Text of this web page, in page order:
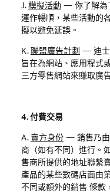
J.模擬活動 — 你了解為
運作暢順，某些活動的
擬以避免延誤。
K.聯盟廣告計劃 — 迪
旨在為網站、應用程式
三方零售網站來賺取廣
4. 付費交易
A. 賣方身份 — 銷售乃
商（如有不同）進行。
售商所提供的地址聯繫
產品的某些數碼店面由
不同或額外的銷售 條款